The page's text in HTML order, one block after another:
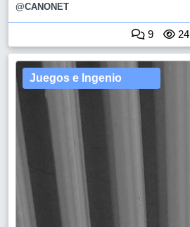
@CANONET
9 24
Juegos e Ingenio